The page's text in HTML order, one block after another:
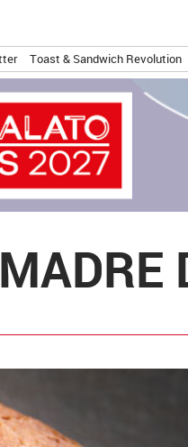
Toast & Sandwich Revolution